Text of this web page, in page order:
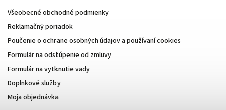
Všeobecné obchodné podmienky
Reklamačný poriadok
Poučenie o ochrane osobných údajov a používaní cookies
Formulár na odstúpenie od zmluvy
Formulár na vytknutie vady
Doplnkové služby
Moja objednávka